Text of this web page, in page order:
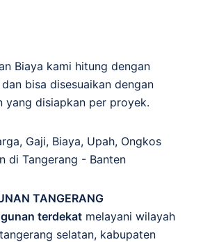
Biaya kami hitung dengan
bisa disesuaikan dengan
yang disiapkan per proyek.
, Gaji, Biaya, Upah, Ongkos
di Tangerang - Banten
TANGERANG
terdekat melayani wilayah
selatan, kabupaten